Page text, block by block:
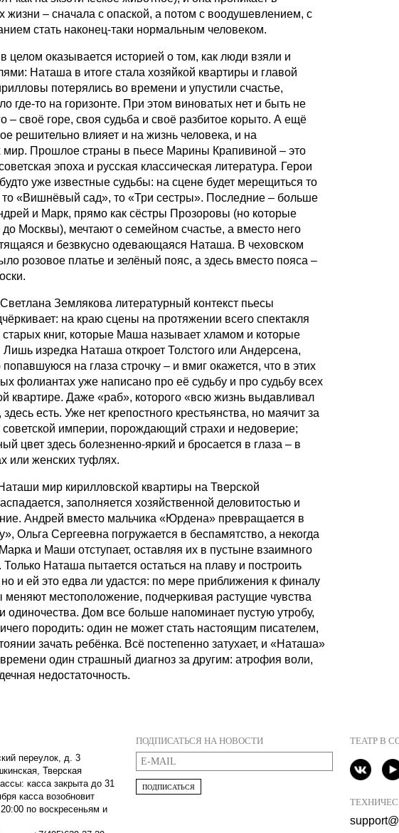
жизни – сначала с опаской, а потом с воодушевлением, с
стать наконец-таки нормальным человеком.
в целом оказывается историей о том, как люди взяли и
Наташа в итоге стала хозяйкой квартиры и главой
потерялись во времени и упустили счастье,
где-то на горизонте. При этом виноватых нет и быть не
– своё горе, своя судьба и своё разбитое корыто. А ещё
решительно влияет и на жизнь человека, и на
Прошлое страны в пьесе Марины Крапивиной – это
эпоха и русская классическая литература. Герои
уже известные судьбы: на сцене будет мерещиться то
«Вишнёвый сад», то «Три сестры». Последние – больше
и Марк, прямо как сёстры Прозоровы (но которые
до Москвы), мечтают о семейном счастье, а вместо него
и безвкусно одевающаяся Наташа. В чеховском
розовое платье и зелёный пояс, а здесь вместо пояса –
Землякова литературный контекст пьесы
на краю сцены на протяжении всего спектакля
старых книг, которые Маша называет хламом и которые
Лишь изредка Наташа откроет Толстого или Андерсена,
на глаза строчку – и вмиг окажется, что в этих
фолиантах уже написано про её судьбу и про судьбу всех
квартире. Даже «раб», которого «всю жизнь выдавливал
есть. Уже нет крепостного крестьянства, но маячит за
советской империи, порождающий страхи и недоверие;
цвет здесь болезненно-яркий и бросается в глаза – в
или женских туфлях.
мир кирилловской квартиры на Тверской
заполняется хозяйственной деловитостью и
Андрей вместо мальчика «Юрдена» превращается в
Ольга Сергеевна погружается в беспамятство, а некогда
и Маши отступает, оставляя их в пустыне взаимного
Только Наташа пытается остаться на плаву и построить
и ей это едва ли удастся: по мере приближения к финалу
меняют местоположение, подчеркивая растущие чувства
одиночества. Дом все больше напоминает пустую утробу,
породить: один не может стать настоящим писателем,
зачать ребёнка. Всё постепенно затухает, и «Наташа»
один страшный диагноз за другим: атрофия воли,
недостаточность.
переулок, д. 3
Тверская
касса закрыта до 31
касса возобновит
по воскресеньям и
ПОДПИСАТЬСЯ НА НОВОСТИ
ПОДПИСАТЬСЯ
ТЕАТР В